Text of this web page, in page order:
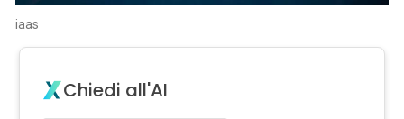
iaas
Chiedi all'AI